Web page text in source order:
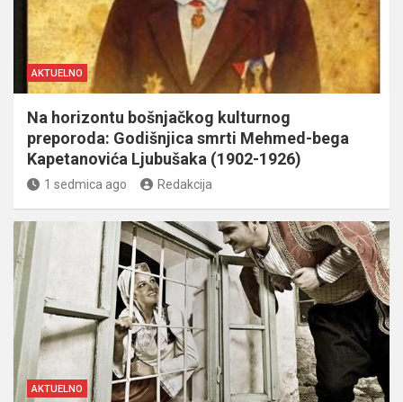
AKTUELNO
Na horizontu bošnjačkog kulturnog
preporoda: Godišnjica smrti Mehmed-bega
Kapetanovića Ljubušaka (1902-1926)
1 sedmica ago Redakcija
AKTUELNO